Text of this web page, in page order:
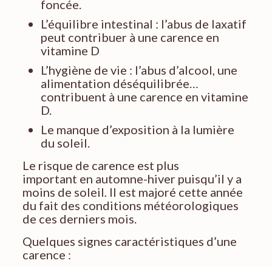
foncée.
L’équilibre intestinal : l’abus de laxatif
peut contribuer à une carence en
vitamine D
L’hygiène de vie : l’abus d’alcool, une
alimentation déséquilibrée…
contribuent à une carence en vitamine
D.
Le manque d’exposition à la lumière
du soleil.
Le risque de carence est plus
important en automne-hiver puisqu’il y a
moins de soleil. Il est majoré cette année
du fait des conditions météorologiques
de ces derniers mois.
Quelques signes caractéristiques d’une
carence :